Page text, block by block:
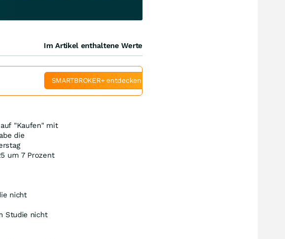
"Kaufen" mit
die
um 7 Prozent
nicht
Studie nicht
Im Artikel enthaltene Werte
SMARTBROKER+ entdecken